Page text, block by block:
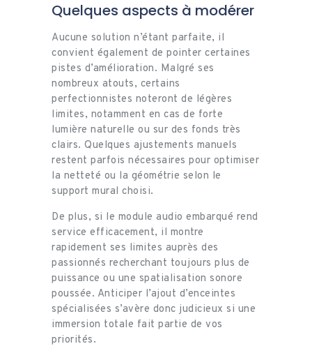
Quelques aspects à modérer
Aucune solution n’étant parfaite, il
convient également de pointer certaines
pistes d’amélioration. Malgré ses
nombreux atouts, certains
perfectionnistes noteront de légères
limites, notamment en cas de forte
lumière naturelle ou sur des fonds très
clairs. Quelques ajustements manuels
restent parfois nécessaires pour optimiser
la netteté ou la géométrie selon le
support mural choisi.
De plus, si le module audio embarqué rend
service efficacement, il montre
rapidement ses limites auprès des
passionnés recherchant toujours plus de
puissance ou une spatialisation sonore
poussée. Anticiper l’ajout d’enceintes
spécialisées s’avère donc judicieux si une
immersion totale fait partie de vos
priorités.